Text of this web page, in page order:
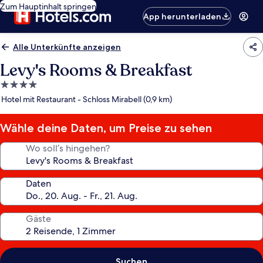
Zum Hauptinhalt springen
App herunterladen
Alle Unterkünfte anzeigen
Levy's Rooms & Breakfast
4.0-
Sterne-
Hotel mit Restaurant - Schloss Mirabell (0,9 km)
Wähle deine Daten, um Preise zu sehen
Wo soll’s hingehen?
Daten
Gäste